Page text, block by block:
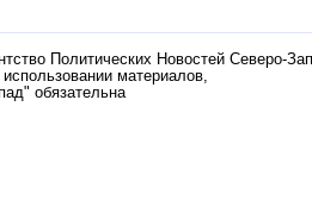
Политических Новостей Северо-
материалов,
обязательна